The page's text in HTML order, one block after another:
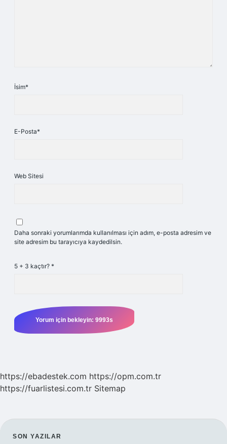
İsim*
E-Posta*
Web Sitesi
Daha sonraki yorumlarımda kullanılması için adım, e-posta adresim ve
site adresim bu tarayıcıya kaydedilsin.
5 + 3 kaçtır? *
https://ebadestek.com https://opm.com.tr
https://fuarlistesi.com.tr Sitemap
SON YAZILAR